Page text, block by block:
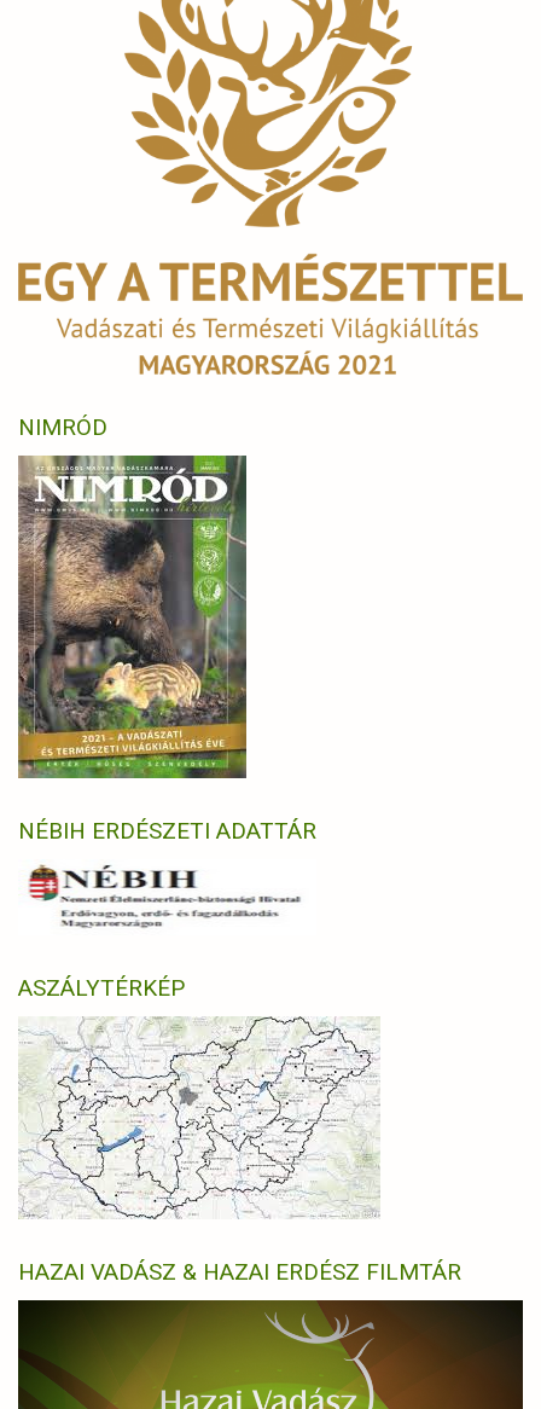
NIMRÓD
NÉBIH ERDÉSZETI ADATTÁR
ASZÁLYTÉRKÉP
HAZAI VADÁSZ & HAZAI ERDÉSZ FILMTÁR